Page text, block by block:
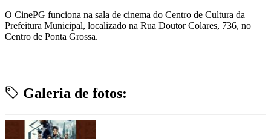
O CinePG funciona na sala de cinema do Centro de Cultura da
Prefeitura Municipal, localizado na Rua Doutor Colares, 736, no
Centro de Ponta Grossa.
Galeria de fotos: